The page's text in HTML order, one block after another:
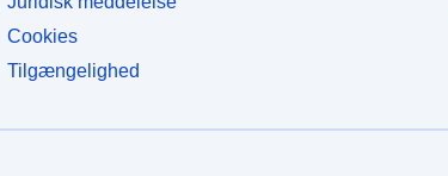
Cookies
Tilgængelighed